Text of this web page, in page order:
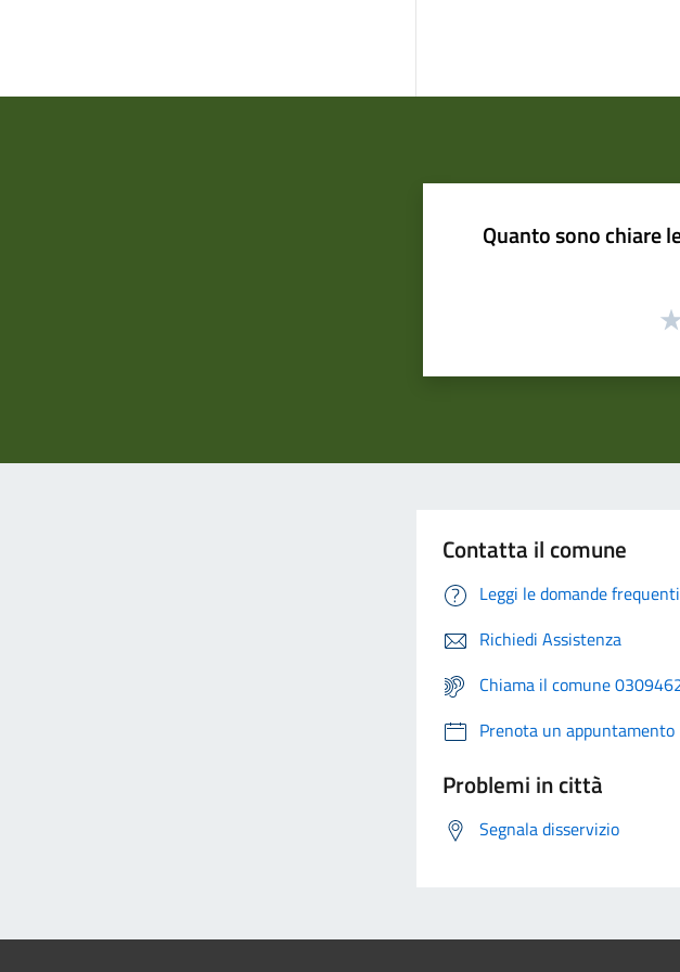
Quanto sono chiare
Contatta il comune
Leggi le domande frequenti
Richiedi Assistenza
Chiama il comune
Prenota un appuntamento
Problemi in città
Segnala disservizio